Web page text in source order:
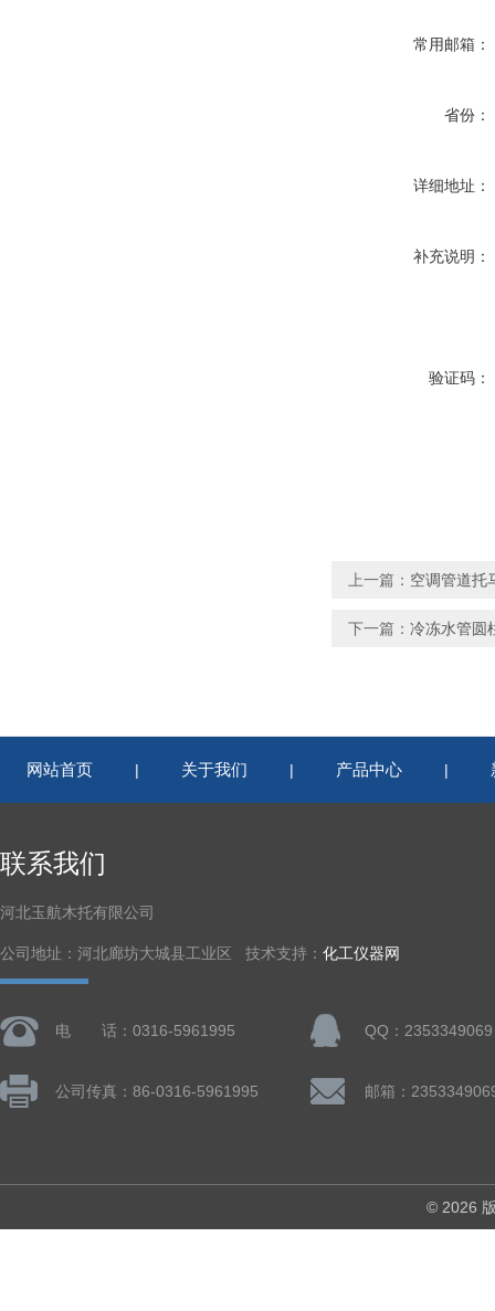
常用邮箱：
省份：
详细地址：
补充说明：
验证码：
上一篇： 空调管道托
下一篇： 冷冻水管圆
网站首页 | 关于我们 | 产品中心 |
联系我们
河北玉航木托有限公司
公司地址：河北廊坊大城县工业区 技术支持： 化工仪器网
电 话：0316-5961995 QQ：2353349069
公司传真：86-0316-5961995 邮箱：
© 2026